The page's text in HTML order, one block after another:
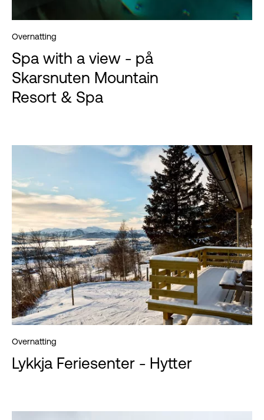
Overnatting
Spa with a view - på
Skarsnuten Mountain
Resort & Spa
Overnatting
Lykkja Feriesenter - Hytter